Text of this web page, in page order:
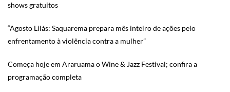
shows gratuitos
“Agosto Lilás: Saquarema prepara mês inteiro de ações pelo
enfrentamento à violência contra a mulher”
Começa hoje em Araruama o Wine & Jazz Festival; confira a
programação completa